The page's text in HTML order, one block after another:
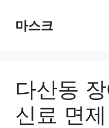
마스크
다산동
신료 면제